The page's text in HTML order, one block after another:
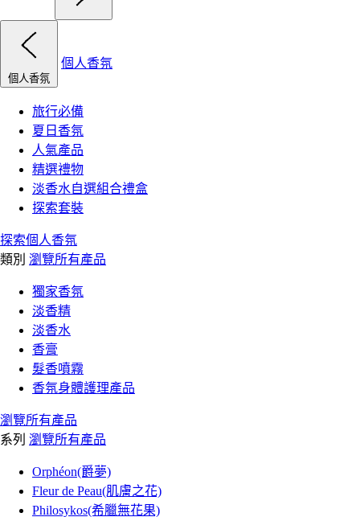
個人香氛
個人香氛
旅行必備
夏日香氛
人氣產品
精選禮物
淡香水自選組合禮盒
探索套裝
探索個人香氛
類別 瀏覽所有產品
獨家香氛
淡香精
淡香水
香膏
髮香噴霧
香氛身體護理產品
瀏覽所有產品
系列 瀏覽所有產品
Orphéon(爵夢)
Fleur de Peau(肌膚之花)
Philosykos(希臘無花果)